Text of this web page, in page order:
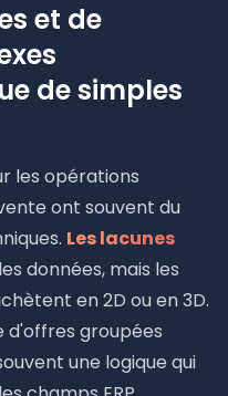
et de
de simples
les opérations
ont souvent du
Les lacunes
données, mais les
en 2D ou en 3D.
d'offres groupées
une logique qui